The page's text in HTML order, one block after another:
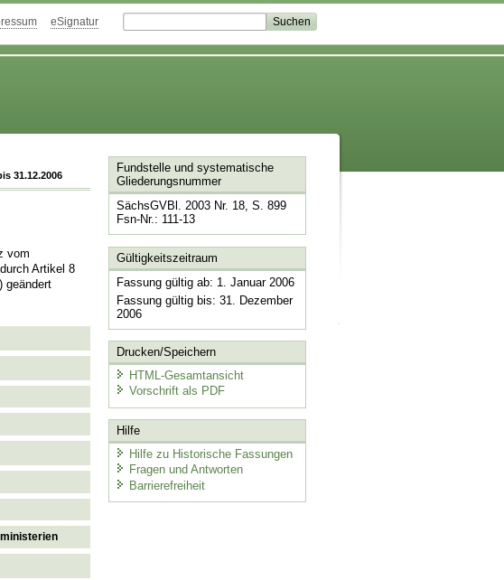
eSignatur
31.12.2006
vom
Artikel 8
geändert
Fundstelle und systematische
Gliederungsnummer
SächsGVBl. 2003 Nr. 18, S. 899
Fsn-Nr.: 111-13
Gültigkeitszeitraum
Fassung gültig ab: 1. Januar 2006
Fassung gültig bis: 31. Dezember
2006
Drucken/Speichern
HTML-Gesamtansicht
Vorschrift als PDF
Hilfe
Hilfe zu Historische Fassungen
Fragen und Antworten
Barrierefreiheit